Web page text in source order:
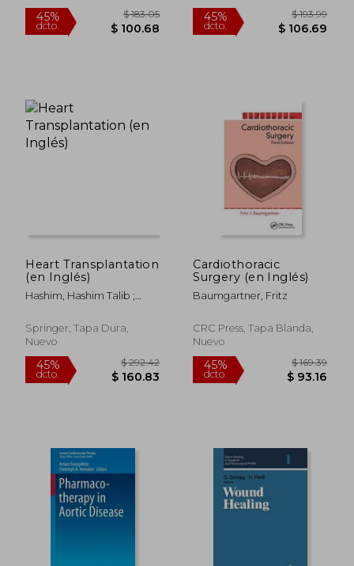
45%
dcto.
$ 183.05 45%
dcto.
Heart Transplantation
(en Inglés)
Hashim, Hashim Talib ;
Giuseppe
Springer, Tapa Dura,
Nuevo
Cardiothoracic
Surgery (en Inglés)
Baumgartner, Fritz
CRC Press, Tapa Blanda,
Nuevo